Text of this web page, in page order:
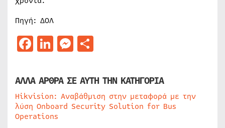
Πηγή: ΔΟΛ
Facebook
LinkedIn
Messenger
ΑΛΛΑ ΑΡΘΡΑ ΣΕ ΑΥΤΗ ΤΗΝ ΚΑΤΗΓΟΡΙΑ
Hikvision: Αναβάθμιση στην μεταφορά με την
λύση Onboard Security Solution for Bus
Operations